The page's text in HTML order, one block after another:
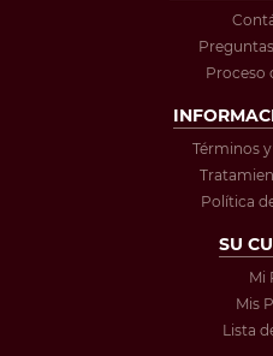
Proceso
Términos
Política
SU
Mi
Mis
Lista